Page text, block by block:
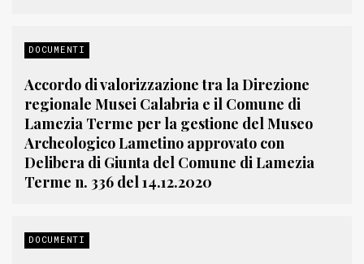
DOCUMENTI
Accordo di valorizzazione tra la Direzione
regionale Musei Calabria e il Comune di
Lamezia Terme per la gestione del Museo
Archeologico Lametino approvato con
Delibera di Giunta del Comune di Lamezia
Terme n. 336 del 14.12.2020
DOCUMENTI